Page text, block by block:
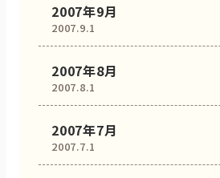
2007.9.1
2007年9月
2007.8.1
2007年8月
2007.7.1
2007年7月